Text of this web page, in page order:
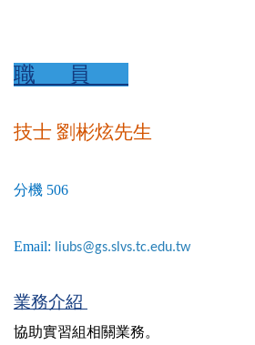
職 員
技士 劉彬炫先生
分機 506
Email: liubs@gs.slvs.tc.edu.tw
業務介紹
協助實習組相關業務。